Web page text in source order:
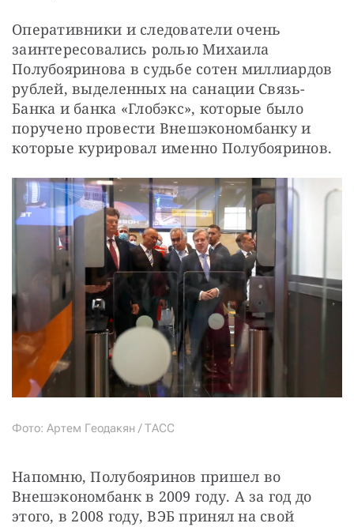
Оперативники и следователи очень
заинтересовались ролью Михаила
Полубояринова в судьбе сотен миллиардов
рублей, выделенных на санации Связь-
Банка и банка «Глобэкс», которые было
поручено провести Внешэкономбанку и
которые курировал именно Полубояринов.
Фото: Артем Геодакян / ТАСС
Напомню, Полубояринов пришел во
Внешэкономбанк в 2009 году. А за год до
этого, в 2008 году, ВЭБ принял на свой